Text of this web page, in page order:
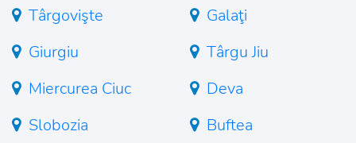
Târgovişte
Galaţi
Giurgiu
Târgu Jiu
Miercurea Ciuc
Deva
Slobozia
Buftea